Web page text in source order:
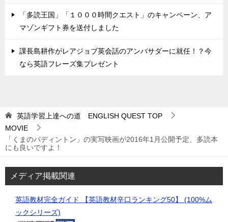
「多読王国」「１０００時間クエスト」のキャンペーン、ア
マゾンギフト券を送付しました
課長島耕作がレアジョブ英会話のアンバサダーに就任！？今
なら英語フレーズ集プレゼント
英語学習上達への道 ENGLISH QUEST TOP
MOVIE
「くまのパディントン」の実写映画が2016年1月公開予定、多読本
にも良いですよ！
メディア掲載関連
英語教材完全ガイド 【英語教材辛口ランキング50】 (100%ム
ックシリーズ)